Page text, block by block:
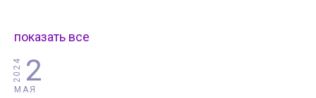
показать все
2
МАЯ
2024